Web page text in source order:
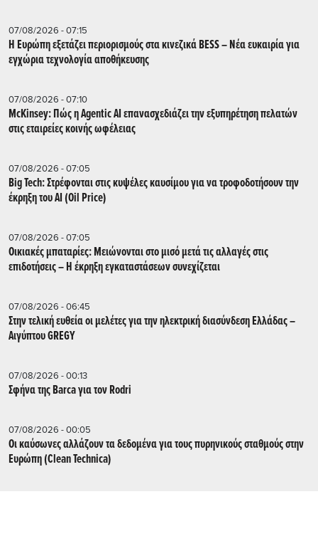
07/08/2026 - 07:15
Η Ευρώπη εξετάζει περιορισμούς στα κινεζικά BESS – Νέα ευκαιρία για
εγχώρια τεχνολογία αποθήκευσης
07/08/2026 - 07:10
McKinsey: Πώς η Agentic AI επανασχεδιάζει την εξυπηρέτηση πελατών
στις εταιρείες κοινής ωφέλειας
07/08/2026 - 07:05
Big Tech: Στρέφονται στις κυψέλες καυσίμου για να τροφοδοτήσουν την
έκρηξη του AI (Oil Price)
07/08/2026 - 07:05
Οικιακές μπαταρίες: Μειώνονται στο μισό μετά τις αλλαγές στις
επιδοτήσεις – Η έκρηξη εγκαταστάσεων συνεχίζεται
07/08/2026 - 06:45
Στην τελική ευθεία οι μελέτες για την ηλεκτρική διασύνδεση Ελλάδας –
Αιγύπτου GREGY
07/08/2026 - 00:13
Σφήνα της Barca για τον Rodri
07/08/2026 - 00:05
Οι καύσωνες αλλάζουν τα δεδομένα για τους πυρηνικούς σταθμούς στην
Ευρώπη (Clean Technica)